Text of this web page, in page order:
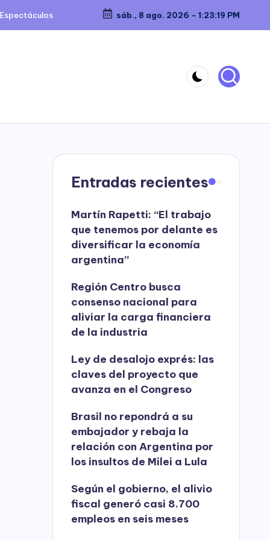
Espectáculos sáb., 8 ago. 2026 - 1:23:19 PM
Entradas recientes
Martín Rapetti: “El trabajo
que tenemos por delante es
diversificar la economía
argentina”
Región Centro busca
consenso nacional para
aliviar la carga financiera
de la industria
Ley de desalojo exprés: las
claves del proyecto que
avanza en el Congreso
Brasil no repondrá a su
embajador y rebaja la
relación con Argentina por
los insultos de Milei a Lula
Según el gobierno, el alivio
fiscal generó casi 8.700
empleos en seis meses